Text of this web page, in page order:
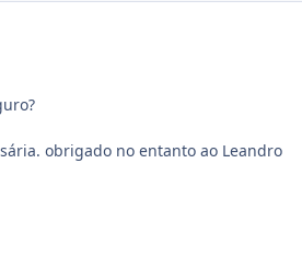
obrigado no entanto ao Leandro